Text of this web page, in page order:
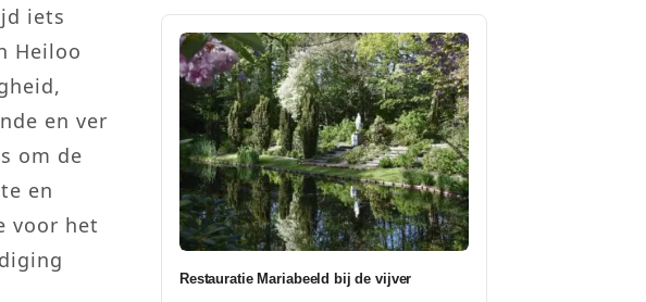
iets
Heiloo
en ver
om de
en
voor het
Restauratie Mariabeeld bij de vijver